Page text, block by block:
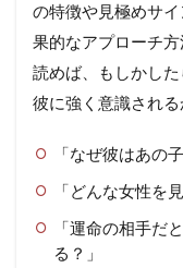
の特徴や見極めサ
果的なアプローチ
読めば、もしかし
彼に強く意識される
「なぜ彼はあの
「どんな女性を
「運命の相手だ
る？」